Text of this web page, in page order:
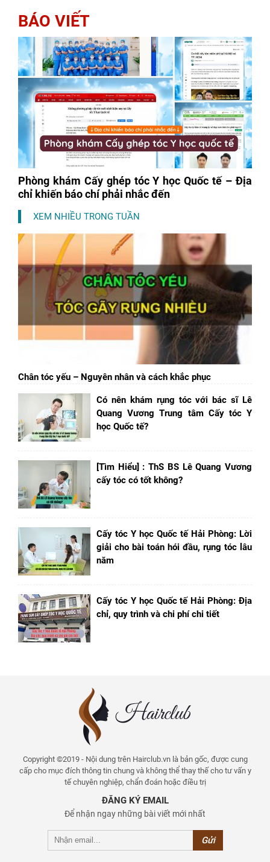
BÁO VIẾT
Phòng khám Cấy ghép tóc Y học Quốc tế – Địa
chỉ khiến báo chí phải nhắc đến
XEM NHIỀU TRONG TUẦN
Chân tóc yếu – Nguyên nhân và cách khắc phục
Có nên khám rụng tóc với bác sĩ Lê
Quang Vương Trung tâm Cấy tóc Y
học Quốc tế?
[Tìm Hiểu] : ThS BS Lê Quang Vương
cấy tóc có tốt không?
Cấy tóc Y học Quốc tế Hải Phòng: Lời
giải cho bài toán hói đầu, rụng tóc lâu
năm
Cấy tóc Y học Quốc tế Hải Phòng: Địa
chỉ, quy trình và chi phí chi tiết
Copyright ©2019 - Nội dung trên Hairclub.vn là bản gốc, được cung
cấp cho mục đích thông tin chung và không thể thay thế cho tư vấn y
tế chuyên nghiệp, chẩn đoán hoặc điều trị
ĐĂNG KÝ EMAIL
Để nhận ngay những bài viết mới nhất